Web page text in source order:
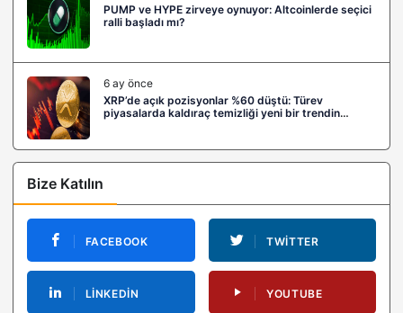
PUMP ve HYPE zirveye oynuyor: Altcoinlerde seçici
ralli başladı mı?
6 ay önce
XRP’de açık pozisyonlar %60 düştü: Türev
piyasalarda kaldıraç temizliği yeni bir trendin
Bize Katılın
FACEBOOK TWITTER
LINKEDIN YOUTUBE